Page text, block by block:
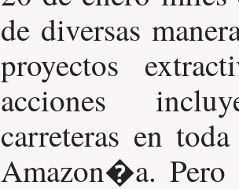
de diversas
proyectos
acciones
carreteras en
Amazon�a.